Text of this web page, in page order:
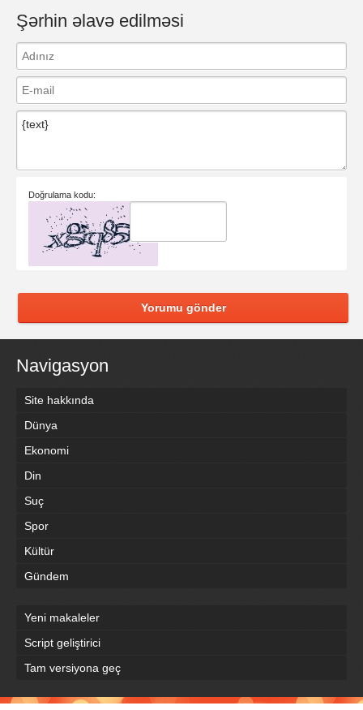
Şərhin əlavə edilməsi
Doğrulama kodu:
Yorumu gönder
Navigasyon
Site hakkında
Dünya
Ekonomi
Din
Suç
Spor
Kültür
Gündem
Yeni makaleler
Script geliştirici
Tam versiyona geç